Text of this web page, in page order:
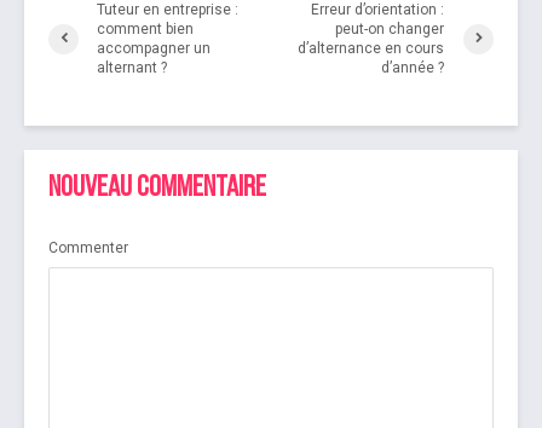
Tuteur en entreprise :
comment bien
accompagner un
alternant ?
Erreur d’orientation :
peut-on changer
d’alternance en cours
d’année ?
Nouveau commentaire
Commenter